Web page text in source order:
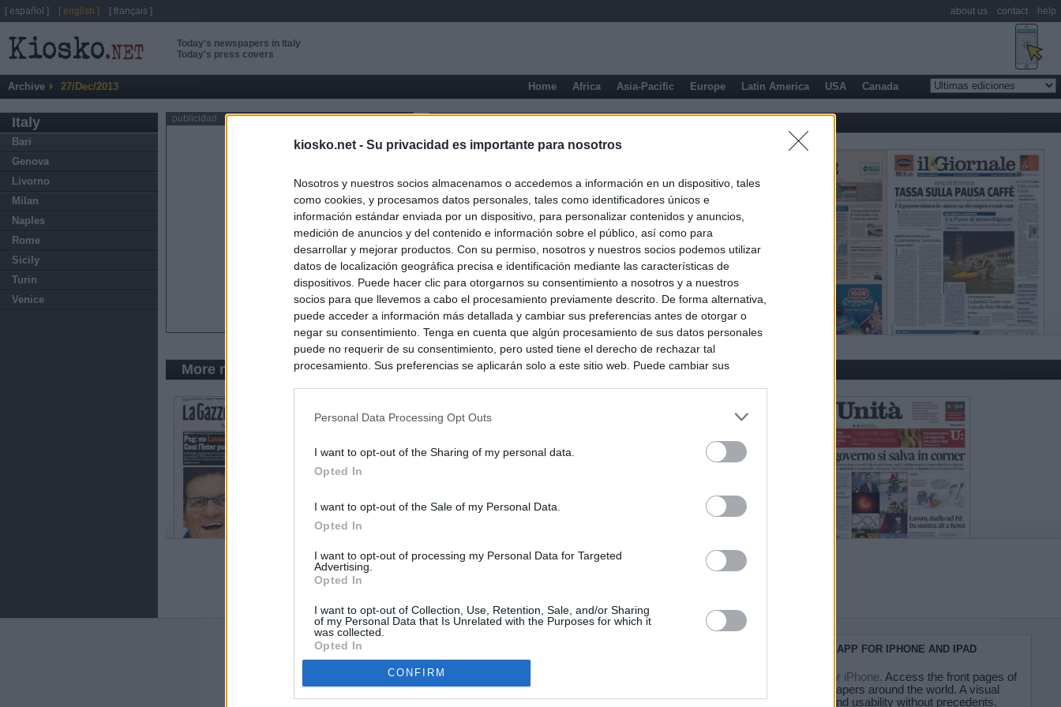
kiosko.net - Su privacidad es importante para nosotros
Nosotros y nuestros socios almacenamos o accedemos a información en un dispositivo, tales
como cookies, y procesamos datos personales, tales como identificadores únicos e
información estándar enviada por un dispositivo, para personalizar contenidos y anuncios,
medición de anuncios y del contenido e información sobre el público, así como para
desarrollar y mejorar productos. Con su permiso, nosotros y nuestros socios podemos utilizar
datos de localización geográfica precisa e identificación mediante las características de
dispositivos. Puede hacer clic para otorgarnos su consentimiento a nosotros y a nuestros
socios para que llevemos a cabo el procesamiento previamente descrito. De forma alternativa,
puede acceder a información más detallada y cambiar sus preferencias antes de otorgar o
negar su consentimiento. Tenga en cuenta que algún procesamiento de sus datos personales
puede no requerir de su consentimiento, pero usted tiene el derecho de rechazar tal
procesamiento. Sus preferencias se aplicarán solo a este sitio web. Puede cambiar sus
Personal Data Processing Opt Outs
I want to opt-out of the Sharing of my personal data.
Opted In
I want to opt-out of the Sale of my Personal Data.
Opted In
I want to opt-out of processing my Personal Data for Targeted
Advertising.
Opted In
I want to opt-out of Collection, Use, Retention, Sale, and/or Sharing
of my Personal Data that Is Unrelated with the Purposes for which it
was collected.
Opted In
CONFIRM
Today's newspapers in Italy
Today's press covers
Archive 27/Dec/2013 Home Africa Asia-Pacific Europe Latin America USA Canada
Italy
Bari
Genova
Livorno
Milan
Naples
Rome
Sicily
Turin
Venice
publicidad
More newspapers in Milan
ABOUTKIOSKO.NET
is a visual daily press directory that gives access to the world's largest news
sites and displays a readable image taken from today's frontpage cover of each
KIOSKO.NET APP FOR IPHONE AND IPAD
Kiosko.net for iPhone. Access the front pages of
major newspapers around the world. A visual
experience and usability without precedents.
[ español ] [ english ] [ français ] about us contact help